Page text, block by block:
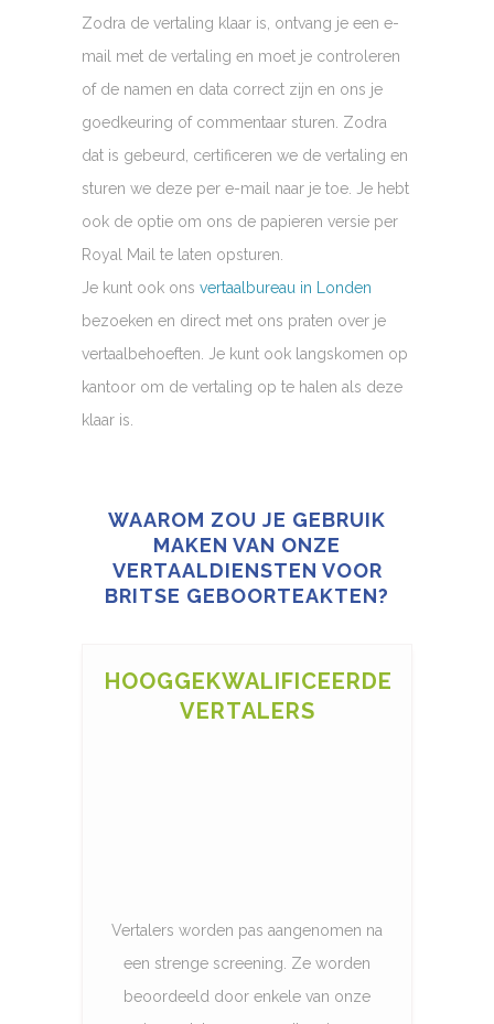
Zodra de vertaling klaar is, ontvang je een e-
mail met de vertaling en moet je controleren
of de namen en data correct zijn en ons je
goedkeuring of commentaar sturen. Zodra
dat is gebeurd, certificeren we de vertaling en
sturen we deze per e-mail naar je toe. Je hebt
ook de optie om ons de papieren versie per
Royal Mail te laten opsturen.
Je kunt ook ons vertaalbureau in Londen
bezoeken en direct met ons praten over je
vertaalbehoeften. Je kunt ook langskomen op
kantoor om de vertaling op te halen als deze
klaar is.
WAAROM ZOU JE GEBRUIK
MAKEN VAN ONZE
VERTAALDIENSTEN VOOR
BRITSE GEBOORTEAKTEN?
HOOGGEKWALIFICEERDE
VERTALERS
Vertalers worden pas aangenomen na
een strenge screening. Ze worden
beoordeeld door enkele van onze